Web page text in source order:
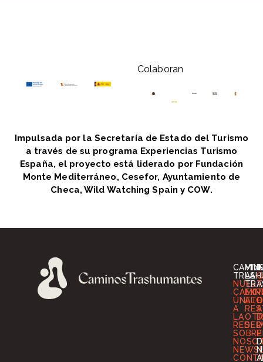
Colaboran
Impulsada por la Secretaría de Estado del Turismo
a través de su programa Experiencias Turismo
España, el proyecto está liderado por Fundación
Monte Mediterráneo, Cesefor, Ayuntamiento de
Checa, Wild Watching Spain y COW.
ÚNETE
A
LA
RED
SOBRE
VIVE
LA